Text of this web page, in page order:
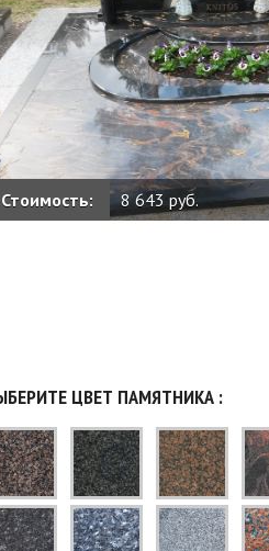
Стоимость: 8 643 руб.
ЦВЕТ ПАМЯТНИКА :